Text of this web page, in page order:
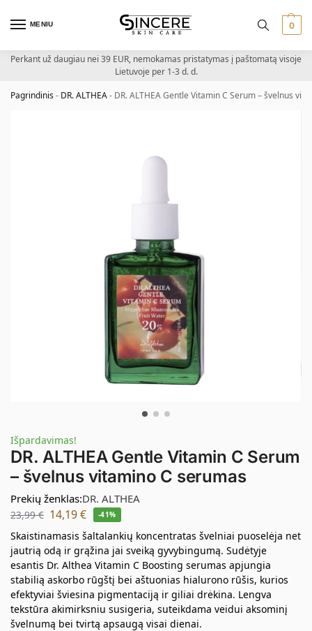
MENIU 0
Perkant už daugiau nei 39 EUR, nemokamas pristatymas į paštomatą visoje
Lietuvoje per 1-3 d. d.
Pagrindinis- DR. ALTHEA- DR. ALTHEA Gentle Vitamin C Serum – švelnus
Išpardavimas!
DR. ALTHEA Gentle Vitamin C Serum
– švelnus vitamino C serumas
Prekių ženklas:DR. ALTHEA
23,99€ 14,19€ -41%
Skaistinamasis šaltalankių koncentratas švelniai puoselėja net
jautrią odą ir grąžina jai sveiką gyvybingumą. Sudėtyje
esantis Dr. Althea Vitamin C Boosting serumas apjungia
stabilią askorbo rūgštį bei aštuonias hialurono rūšis, kurios
efektyviai šviesina pigmentaciją ir giliai drėkina. Lengva
tekstūra akimirksniu susigeria, suteikdama veidui aksominį
švelnumą bei tvirtą apsaugą visai dienai.